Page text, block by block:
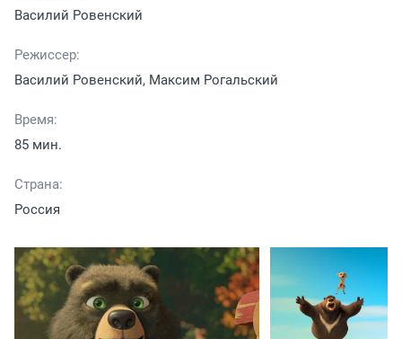
Василий Ровенский
Режиссер:
Василий Ровенский, Максим Рогальский
Время:
85 мин.
Страна:
Россия